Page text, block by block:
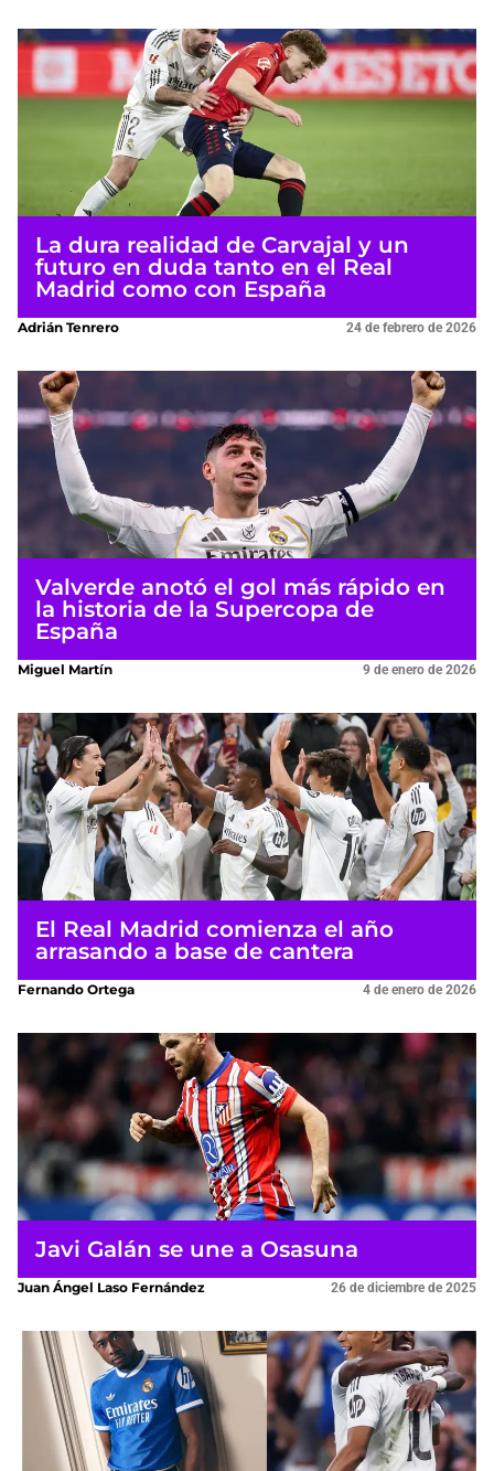
La dura realidad de Carvajal y un
futuro en duda tanto en el Real
Madrid como con España
Adrián Tenrero 24 de febrero de 2026
Valverde anotó el gol más rápido en
la historia de la Supercopa de
España
Miguel Martín 9 de enero de 2026
El Real Madrid comienza el año
arrasando a base de cantera
Fernando Ortega 4 de enero de 2026
Javi Galán se une a Osasuna
Juan Ángel Laso Fernández 26 de diciembre de 2025